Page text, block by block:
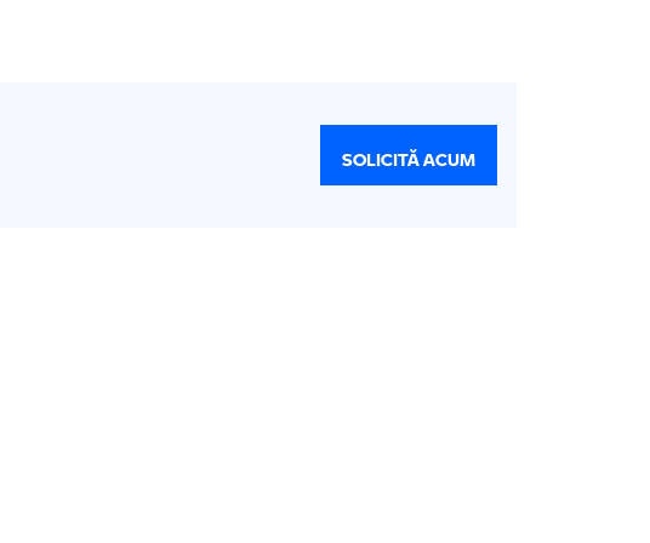
SOLICITĂ ACUM